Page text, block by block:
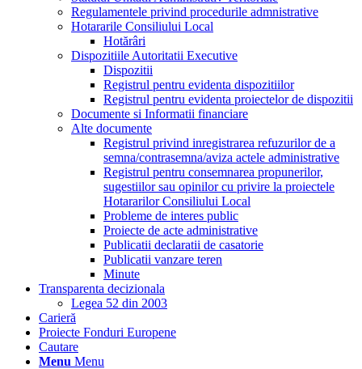
Regulamentele privind procedurile admnistrative
Hotararile Consiliului Local
Hotărâri
Dispozitiile Autoritatii Executive
Dispozitii
Registrul pentru evidenta dispozitiilor
Registrul pentru evidenta proiectelor de dispozitii
Documente si Informatii financiare
Alte documente
Registrul privind inregistrarea refuzurilor de a
semna/contrasemna/aviza actele administrative
Registrul pentru consemnarea propunerilor,
sugestiilor sau opinilor cu privire la proiectele
Hotararilor Consiliului Local
Probleme de interes public
Proiecte de acte administrative
Publicatii declaratii de casatorie
Publicatii vanzare teren
Minute
Transparenta decizionala
Legea 52 din 2003
Carieră
Proiecte Fonduri Europene
Cautare
Menu Menu